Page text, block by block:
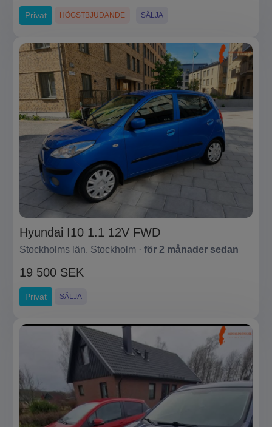
Privat HÖGSTBJUDANDE SÄLJA
Hyundai I10 1.1 12V FWD
Stockholms län, Stockholm · för 2 månader sedan
19 500 SEK
Privat SÄLJA